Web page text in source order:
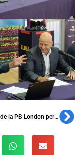
Marxa culer de la PB London per celebrar el seu 40è aniversari